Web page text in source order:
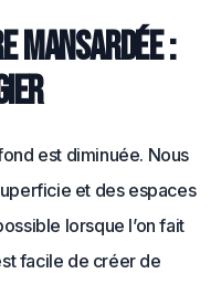
mansardée :
est diminuée. Nous
et des espaces
lorsque l’on fait
facile de créer de